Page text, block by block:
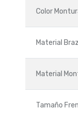
Color
Material
Material
Tamaño